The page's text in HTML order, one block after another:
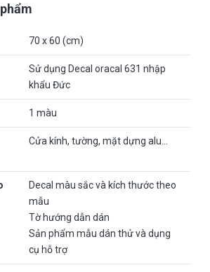
70 x 60 (cm)
Sử dụng Decal oracal 631 nhập
khẩu Đức
1 màu
Cửa kính, tường, mặt dựng alu…
Decal màu sắc và kích thước theo
mẫu
Tờ hướng dẫn dán
Sản phẩm mẫu dán thử và dụng
cụ hỗ trợ